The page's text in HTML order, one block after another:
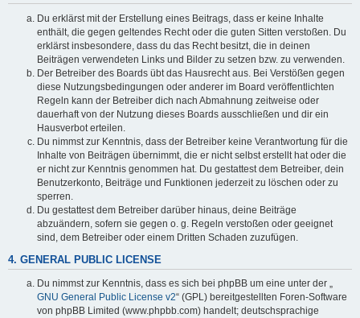
Du erklärst mit der Erstellung eines Beitrags, dass er keine Inhalte
enthält, die gegen geltendes Recht oder die guten Sitten verstoßen. Du
erklärst insbesondere, dass du das Recht besitzt, die in deinen
Beiträgen verwendeten Links und Bilder zu setzen bzw. zu verwenden.
Der Betreiber des Boards übt das Hausrecht aus. Bei Verstößen gegen
diese Nutzungsbedingungen oder anderer im Board veröffentlichten
Regeln kann der Betreiber dich nach Abmahnung zeitweise oder
dauerhaft von der Nutzung dieses Boards ausschließen und dir ein
Hausverbot erteilen.
Du nimmst zur Kenntnis, dass der Betreiber keine Verantwortung für die
Inhalte von Beiträgen übernimmt, die er nicht selbst erstellt hat oder die
er nicht zur Kenntnis genommen hat. Du gestattest dem Betreiber, dein
Benutzerkonto, Beiträge und Funktionen jederzeit zu löschen oder zu
sperren.
Du gestattest dem Betreiber darüber hinaus, deine Beiträge
abzuändern, sofern sie gegen o. g. Regeln verstoßen oder geeignet
sind, dem Betreiber oder einem Dritten Schaden zuzufügen.
4. GENERAL PUBLIC LICENSE
Du nimmst zur Kenntnis, dass es sich bei phpBB um eine unter der „
GNU General Public License v2“ (GPL) bereitgestellten Foren-Software
von phpBB Limited (www.phpbb.com) handelt; deutschsprachige